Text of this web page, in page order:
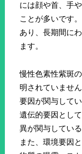
には顔や首、手
ことが多いです
あり、長期間に
ます。
慢性色素性紫斑
明されていませ
要因が関与して
遺伝的要因とし
異が関与してい
また、環境要因